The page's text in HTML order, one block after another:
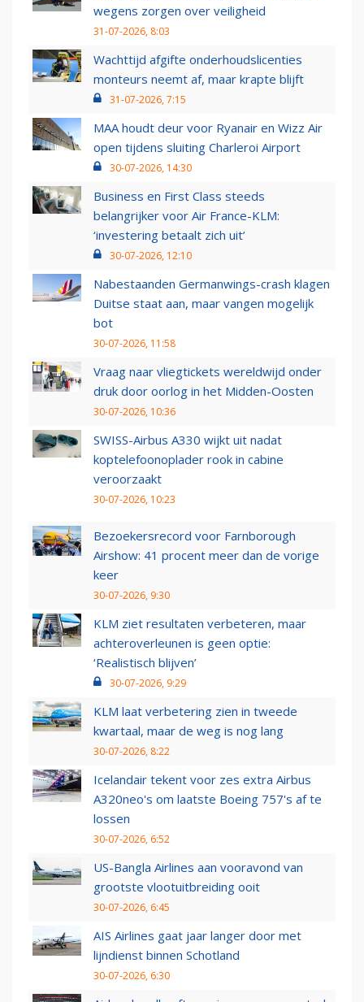
wegens zorgen over veiligheid
31-07-2026, 8:03
Wachttijd afgifte onderhoudslicenties
monteurs neemt af, maar krapte blijft
31-07-2026, 7:15
MAA houdt deur voor Ryanair en Wizz Air
open tijdens sluiting Charleroi Airport
30-07-2026, 14:30
Business en First Class steeds
belangrijker voor Air France-KLM:
‘investering betaalt zich uit’
30-07-2026, 12:10
Nabestaanden Germanwings-crash klagen
Duitse staat aan, maar vangen mogelijk
bot
30-07-2026, 11:58
Vraag naar vliegtickets wereldwijd onder
druk door oorlog in het Midden-Oosten
30-07-2026, 10:36
SWISS-Airbus A330 wijkt uit nadat
koptelefoonoplader rook in cabine
veroorzaakt
30-07-2026, 10:23
Bezoekersrecord voor Farnborough
Airshow: 41 procent meer dan de vorige
keer
30-07-2026, 9:30
KLM ziet resultaten verbeteren, maar
achteroverleunen is geen optie:
‘Realistisch blijven’
30-07-2026, 9:29
KLM laat verbetering zien in tweede
kwartaal, maar de weg is nog lang
30-07-2026, 8:22
Icelandair tekent voor zes extra Airbus
A320neo's om laatste Boeing 757's af te
lossen
30-07-2026, 6:52
US-Bangla Airlines aan vooravond van
grootste vlootuitbreiding ooit
30-07-2026, 6:45
AIS Airlines gaat jaar langer door met
lijndienst binnen Schotland
30-07-2026, 6:30